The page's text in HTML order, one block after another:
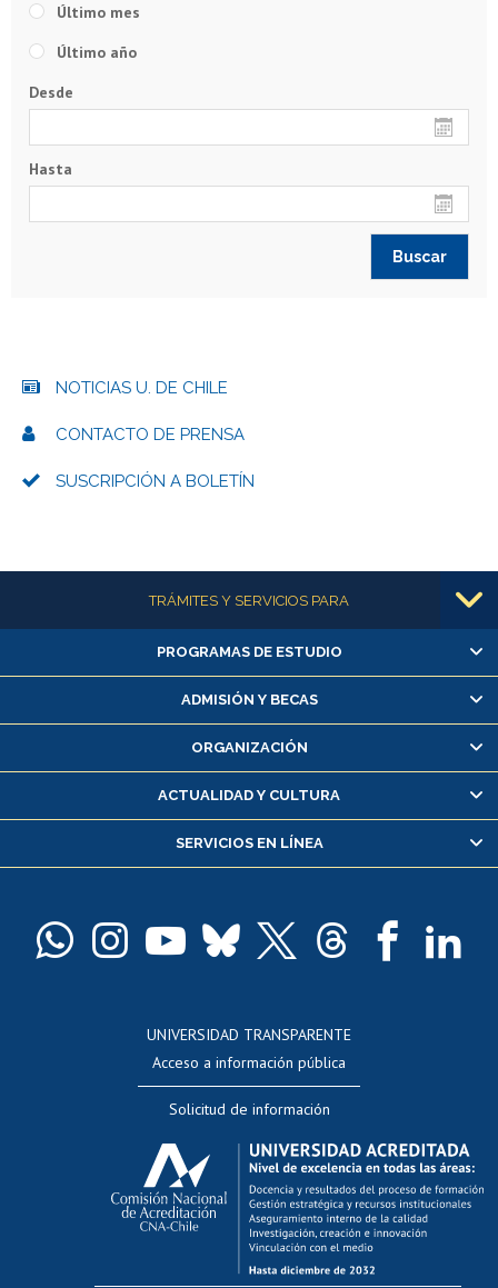
Último mes
Último año
Desde
Hasta
NOTICIAS U. DE CHILE
CONTACTO DE PRENSA
SUSCRIPCIÓN A BOLETÍN
Más informaciónTRÁMITES Y SERVICIOS PARA
Alumnas/os y exalumnas/os
Matrícula en línea
Inscripción y cambio de asignaturas
Consulta y certificado de notas
Servicio médico y dental
Pago de arancel y crédito alumnos
Docentes
Evaluación docente
Calificación académica
Postulación al AUCAI
Funcionarias/os
Cursos internos de capacitación
Bienestar del personal
PROGRAMAS DE ESTUDIO
ADMISIÓN Y BECAS
ORGANIZACIÓN
ACTUALIDAD Y CULTURA
SERVICIOS EN LÍNEA
UNIVERSIDAD TRANSPARENTE
Acceso a información pública
Solicitud de información